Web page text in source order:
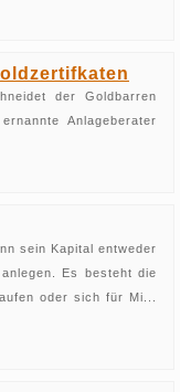
der Goldbarren
Anlageberater
sein Kapital entweder
Es besteht die
oder sich für Mi...